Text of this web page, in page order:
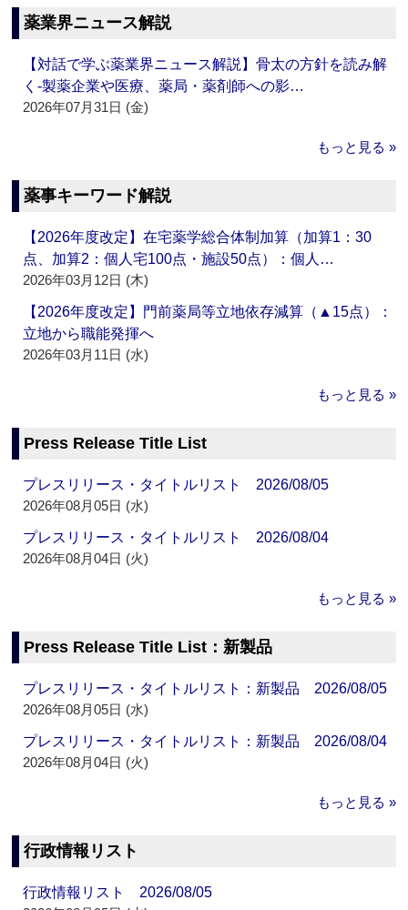
薬業界ニュース解説
【対話で学ぶ薬業界ニュース解説】骨太の方針を読み解
く‐製薬企業や医療、薬局・薬剤師への影…
2026年07月31日 (金)
もっと見る »
薬事キーワード解説
【2026年度改定】在宅薬学総合体制加算（加算1：30
点、加算2：個人宅100点・施設50点）：個人…
2026年03月12日 (木)
【2026年度改定】門前薬局等立地依存減算（▲15点）：
立地から職能発揮へ
2026年03月11日 (水)
もっと見る »
Press Release Title List
プレスリリース・タイトルリスト 2026/08/05
2026年08月05日 (水)
プレスリリース・タイトルリスト 2026/08/04
2026年08月04日 (火)
もっと見る »
Press Release Title List：新製品
プレスリリース・タイトルリスト：新製品 2026/08/05
2026年08月05日 (水)
プレスリリース・タイトルリスト：新製品 2026/08/04
2026年08月04日 (火)
もっと見る »
行政情報リスト
行政情報リスト 2026/08/05